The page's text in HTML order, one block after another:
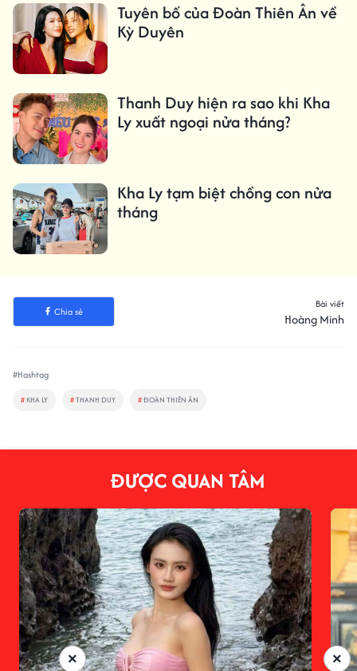
Tuyên bố của Đoàn Thiên Ân về
Kỳ Duyên
Thanh Duy hiện ra sao khi Kha
Ly xuất ngoại nửa tháng?
Kha Ly tạm biệt chồng con nửa
tháng
Chia sẻ
Bài viết
Hoàng Minh
#Hashtag
# KHA LY #THANH DUY #ĐOÀN THIÊN ÂN
ĐƯỢC QUAN TÂM
×
×